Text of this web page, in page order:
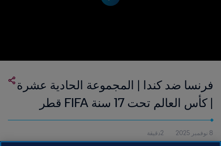
فرنسا ضد كندا | المجموعة الحادية عشرة
| كأس العالم تحت 17 سنة FIFA قطر
2025™ | أبرز اللقطات
8 نوفمبر 2025 2دقيقة